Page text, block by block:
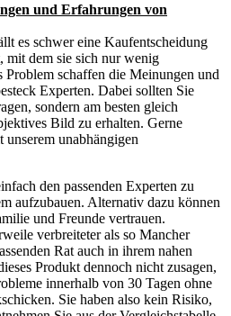
und Erfahrungen von
es schwer eine Kaufentscheidung
mit dem sie sich nur wenig
Problem schaffen die Meinungen und
Experten. Dabei sollten Sie
sondern am besten gleich
Bild zu erhalten. Gerne
unabhängigen
den passenden Experten zu
aufzubauen. Alternativ dazu können
und Freunde vertrauen.
verbreiteter als so Mancher
Rat auch in ihrem nahen
Produkt dennoch nicht zusagen,
innerhalb von 30 Tagen ohne
Sie haben also kein Risiko,